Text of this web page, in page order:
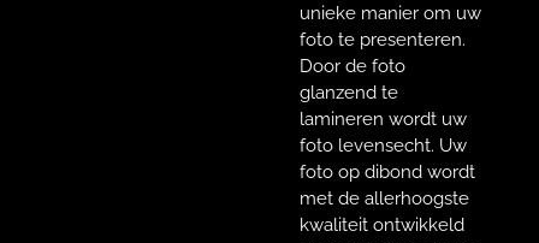
unieke manier om uw
foto te presenteren.
Door de foto
glanzend te
lamineren wordt uw
foto levensecht. Uw
foto op dibond wordt
met de allerhoogste
kwaliteit ontwikkeld